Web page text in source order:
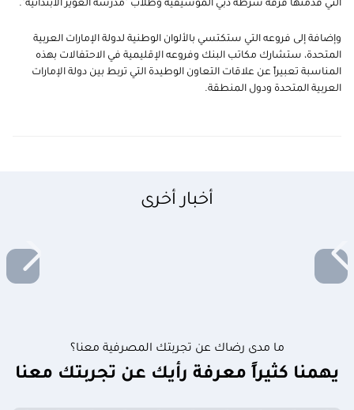
التي قدمتها فرقة شرطة دبي الموسيقية وطلاب "مدرسة العوير الابتدائية".
وإضافة إلى فروعه التي ستكتسي بالألوان الوطنية لدولة الإمارات العربية
المتحدة، ستشارك مكاتب البنك وفروعه الإقليمية في الاحتفالات بهذه
المناسبة تعبيراً عن علاقات التعاون الوطيدة التي تربط بين دولة الإمارات
العربية المتحدة ودول المنطقة.
أخبار أخرى
ما مدى رضاك عن تجربتك المصرفية معنا؟
يهمنا كثيراً معرفة رأيك عن تجربتك معنا